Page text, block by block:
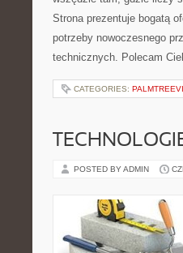
Strona prezentuje bogatą
potrzeby nowoczesnego
technicznych. Polecam
CATEGORIES:
POSTED BY ADMIN